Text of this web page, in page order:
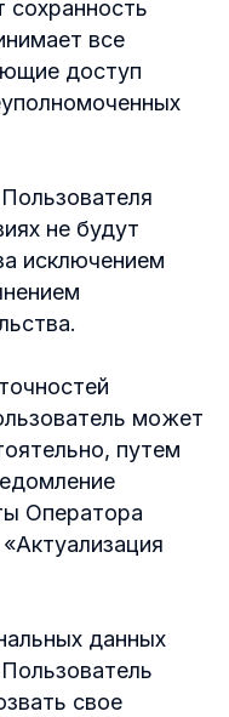
сохранность
все
доступ
не будут
исключением
может
путем
Оператора
данных
свое